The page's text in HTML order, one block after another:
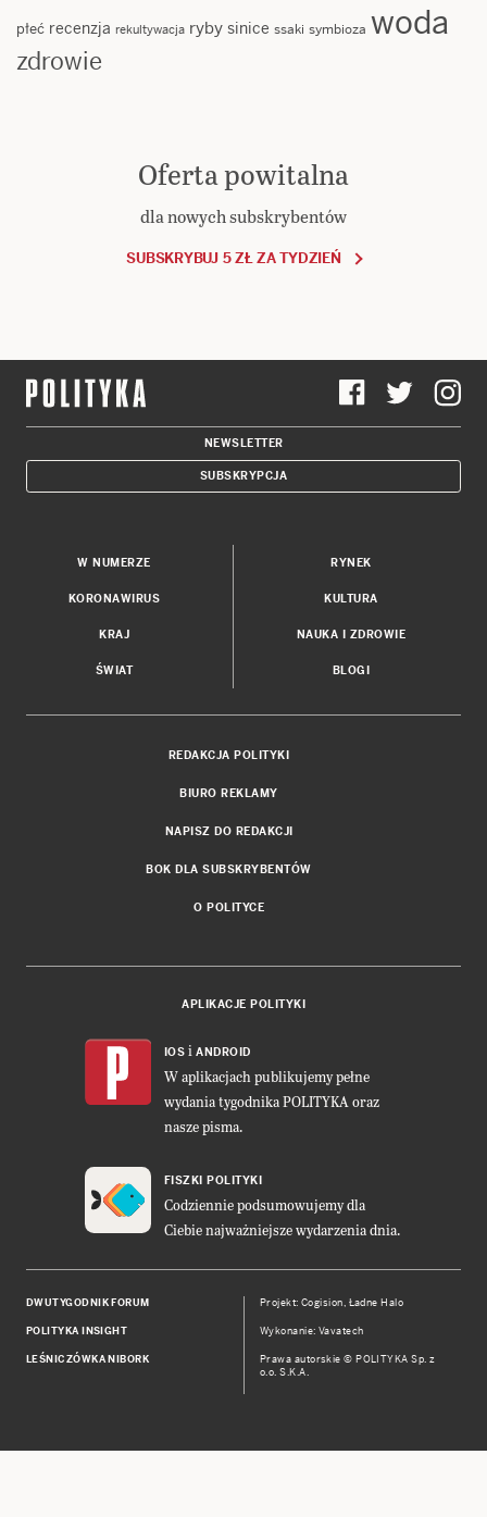
płeć recenzja rekultywacja ryby sinice ssaki symbioza woda
zdrowie
Oferta powitalna
dla nowych subskrybentów
SUBSKRYBUJ 5 ZŁ ZA TYDZIEŃ
NEWSLETTER
SUBSKRYPCJA
W NUMERZE
KORONAWIRUS
KRAJ
ŚWIAT
RYNEK
KULTURA
NAUKA I ZDROWIE
BLOGI
REDAKCJA POLITYKI
BIURO REKLAMY
NAPISZ DO REDAKCJI
BOK DLA SUBSKRYBENTÓW
O POLITYCE
APLIKACJE POLITYKI
IOS i ANDROID
W aplikacjach publikujemy pełne
wydania tygodnika POLITYKA oraz
nasze pisma.
FISZKI POLITYKI
Codziennie podsumowujemy dla
Ciebie najważniejsze wydarzenia dnia.
DWUTYGODNIK FORUM
POLITYKA INSIGHT
LEŚNICZÓWKA NIBORK
Projekt:Cogision, Ładne Halo
Wykonanie: Vavatech
Prawa autorskie © POLITYKA Sp. z
o.o. S.K.A.